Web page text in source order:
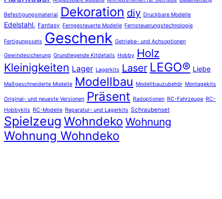
Befestigungsmaterial Dekoration diy Druckbare Modelle
Edelstahl. Fantasy Ferngesteuerte Modelle Fernsteuerungstechnologie
Fertigungssets Geschenk Getriebe- und Achsoptionen
Gewindesicherung Grundlegende Kitdetails Hobby Holz
Kleinigkeiten Lager Lagerkits Laser LEGO® Liebe
Maßgeschneiderte Modelle Modellbau Modellbauzubehör Montagekits
Original- und neueste Versionen Präsent Radoptionen RC-Fahrzeuge RC-
Hobbykits RC-Modelle Reparatur- und Lagerkits Schraubenset
Spielzeug Wohndeko Wohnung
Wohnung Wohndeko